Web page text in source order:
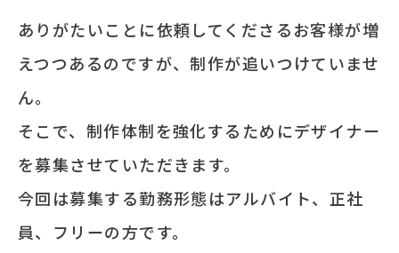
ありがたいことに依頼してくださるお客様が増
えつつあるのですが、制作が追いつけていませ
ん。
そこで、制作体制を強化するためにデザイナー
を募集させていただきます。
今回は募集する勤務形態はアルバイト、正社
員、フリーの方です。